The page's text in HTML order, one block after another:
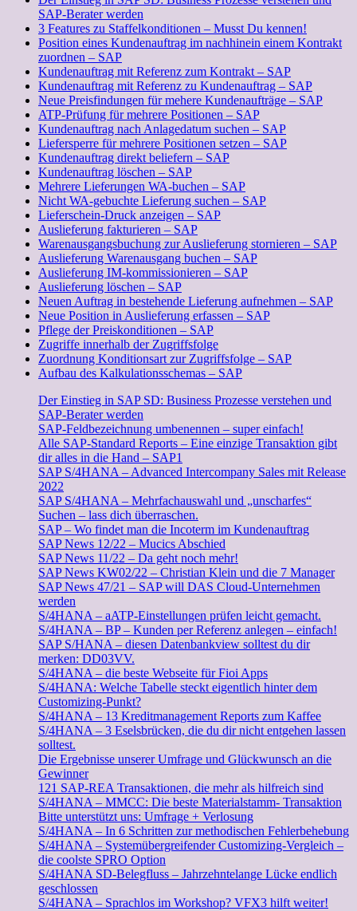
SAP-Berater werden
3 Features zu Staffelkonditionen – Musst Du kennen!
Position eines Kundenauftrag im nachhinein einem Kontrakt
zuordnen – SAP
Kundenauftrag mit Referenz zum Kontrakt – SAP
Kundenauftrag mit Referenz zu Kundenauftrag – SAP
Neue Preisfindungen für mehere Kundenaufträge – SAP
ATP-Prüfung für mehrere Positionen – SAP
Kundenauftrag nach Anlagedatum suchen – SAP
Liefersperre für mehrere Positionen setzen – SAP
Kundenauftrag direkt beliefern – SAP
Kundenauftrag löschen – SAP
Mehrere Lieferungen WA-buchen – SAP
Nicht WA-gebuchte Lieferung suchen – SAP
Lieferschein-Druck anzeigen – SAP
Auslieferung fakturieren – SAP
Warenausgangsbuchung zur Auslieferung stornieren – SAP
Auslieferung Warenausgang buchen – SAP
Auslieferung IM-kommissionieren – SAP
Auslieferung löschen – SAP
Neuen Auftrag in bestehende Lieferung aufnehmen – SAP
Neue Position in Auslieferung erfassen – SAP
Pflege der Preiskonditionen – SAP
Zugriffe innerhalb der Zugriffsfolge
Zuordnung Konditionsart zur Zugriffsfolge – SAP
Aufbau des Kalkulationsschemas – SAP
Der Einstieg in SAP SD: Business Prozesse verstehen und
SAP-Berater werden
SAP-Feldbezeichnung umbenennen – super einfach!
Alle SAP-Standard Reports – Eine einzige Transaktion gibt
dir alles in die Hand – SAP1
SAP S/4HANA – Advanced Intercompany Sales mit Release
2022
SAP S/4HANA – Mehrfachauswahl und „unscharfes“
Suchen – lass dich überraschen.
SAP – Wo findet man die Incoterm im Kundenauftrag
SAP News 12/22 – Mucics Abschied
SAP News 11/22 – Da geht noch mehr!
SAP News KW02/22 – Christian Klein und die 7 Manager
SAP News 47/21 – SAP will DAS Cloud-Unternehmen
werden
S/4HANA – aATP-Einstellungen prüfen leicht gemacht.
S/4HANA – BP – Kunden per Referenz anlegen – einfach!
SAP S/HANA – diesen Datenbankview solltest du dir
merken: DD03VV.
S/4HANA – die beste Webseite für Fioi Apps
S/4HANA: Welche Tabelle steckt eigentlich hinter dem
Customizing-Punkt?
S/4HANA – 13 Kreditmanagement Reports zum Kaffee
S/4HANA – 3 Eselsbrücken, die du dir nicht entgehen lassen
solltest.
Die Ergebnisse unserer Umfrage und Glückwunsch an die
Gewinner
121 SAP-REA Transaktionen, die mehr als hilfreich sind
S/4HANA – MMCC: Die beste Materialstamm- Transaktion
Bitte unterstützt uns: Umfrage + Verlosung
S/4HANA – In 6 Schritten zur methodischen Fehlerbehebung
S/4HANA – Systemübergreifender Customizing-Vergleich –
die coolste SPRO Option
S/4HANA SD-Belegfluss – Jahrzehntelange Lücke endlich
geschlossen
S/4HANA – Sprachlos im Workshop? VFX3 hilft weiter!